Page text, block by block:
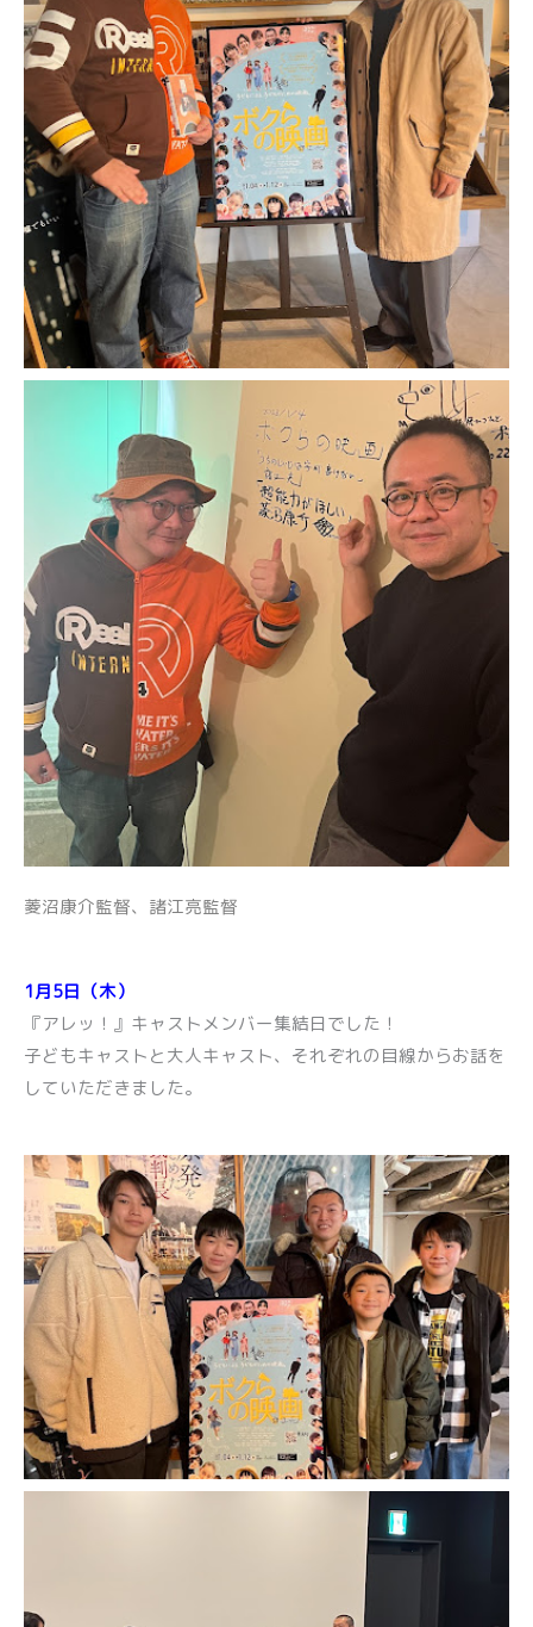
菱沼康介監督、諸江亮監督
1月5日（木）
『アレッ！』キャストメンバー集結日でした！
子どもキャストと大人キャスト、それぞれの目線からお話を
していただきました。